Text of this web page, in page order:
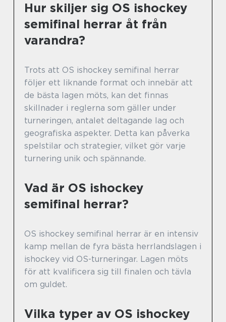
Hur skiljer sig OS ishockey
semifinal herrar åt från
varandra?
Trots att OS ishockey semifinal herrar
följer ett liknande format och innebär att
de bästa lagen möts, kan det finnas
skillnader i reglerna som gäller under
turneringen, antalet deltagande lag och
geografiska aspekter. Detta kan påverka
spelstilar och strategier, vilket gör varje
turnering unik och spännande.
Vad är OS ishockey
semifinal herrar?
OS ishockey semifinal herrar är en intensiv
kamp mellan de fyra bästa herrlandslagen i
ishockey vid OS-turneringar. Lagen möts
för att kvalificera sig till finalen och tävla
om guldet.
Vilka typer av OS ishockey